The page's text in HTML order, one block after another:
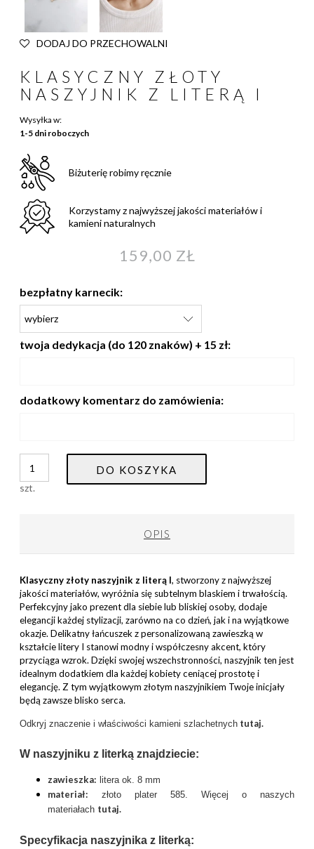
DODAJ DO PRZECHOWALNI
KLASYCZNY ZŁOTY
NASZYJNIK Z LITERĄ I
Wysyłka w:
1-5 dni roboczych
Biżuterię robimy ręcznie
Korzystamy z najwyższej jakości materiałów i
kamieni naturalnych
159,00 ZŁ
bezpłatny karnecik:
twoja dedykacja (do 120 znaków) + 15 zł:
dodatkowy komentarz do zamówienia:
szt.
DO KOSZYKA
OPIS
Klasyczny złoty naszyjnik z literą I, stworzony z najwyższej
jakości materiałów, wyróżnia się subtelnym blaskiem i trwałością.
Perfekcyjny jako prezent dla siebie lub bliskiej osoby, dodaje
elegancji każdej stylizacji, zarówno na co dzień, jak i na wyjątkowe
okazje. Delikatny łańcuszek z personalizowaną zawieszką w
kształcie litery I stanowi modny i współczesny akcent, który
przyciąga wzrok. Dzięki swojej wszechstronności, naszyjnik ten jest
idealnym dodatkiem dla każdej kobiety ceniącej prostotę i
elegancję. Z tym wyjątkowym złotym naszyjnikiem Twoje inicjały
będą zawsze blisko serca.
Odkryj znaczenie i właściwości kamieni szlachetnych tutaj.
W naszyjniku z literką znajdziecie:
zawieszka: litera ok. 8 mm
materiał: złoto plater 585. Więcej o naszych
materiałach tutaj.
Specyfikacja naszyjnika z literką: